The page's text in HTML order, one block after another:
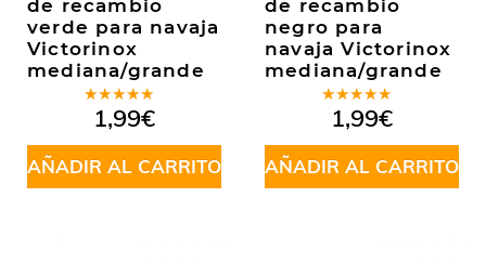
de recambio
verde para navaja
Victorinox
mediana/grande
Valorado
en5.00de
5
1,99€
AÑADIR AL CARRITO
de recambio
negro para
navaja Victorinox
mediana/grande
Valorado
en5.00de
5
1,99€
AÑADIR AL CARRITO